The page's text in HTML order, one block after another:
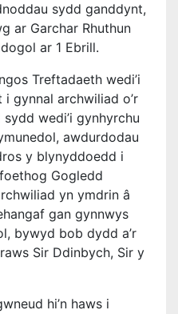
sydd ganddynt,
ar Garchar Rhuthun
ar 1 Ebrill.
Treftadaeth wedi’i
gynnal archwiliad o’r
wedi’i gynhyrchu
awdurdodau
y blynyddoedd i
Gogledd
yn ymdrin â
gan gynnwys
bywyd bob dydd a’r
Sir Ddinbych, Sir y
hi’n haws i